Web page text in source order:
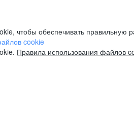
чтобы обеспечивать правильную
cookie
Правила использования файлов